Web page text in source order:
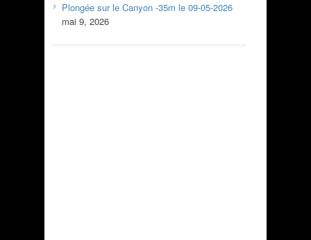
Plongée sur le Canyon -35m le 09-05-2026
mai 9, 2026